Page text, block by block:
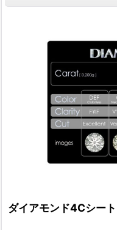
ダイアモンド4Cシー